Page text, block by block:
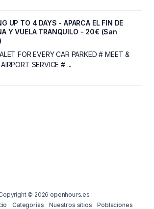
UP TO 4 DAYS - APARCA EL FIN DE
Y VUELA TRANQUILO - 20€ (San
FOR EVERY CAR PARKED # MEET &
SERVICE # ...
© 2026openhours.es
Categorías Nuestros sitios
Poblaciones